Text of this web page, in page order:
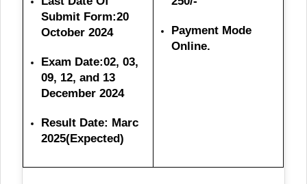
Submit Form:20
October 2024
Exam Date:02, 03,
09, 12, and 13
December 2024
Result Date: Marc
2025(Expected)
Payment Mode
Online.